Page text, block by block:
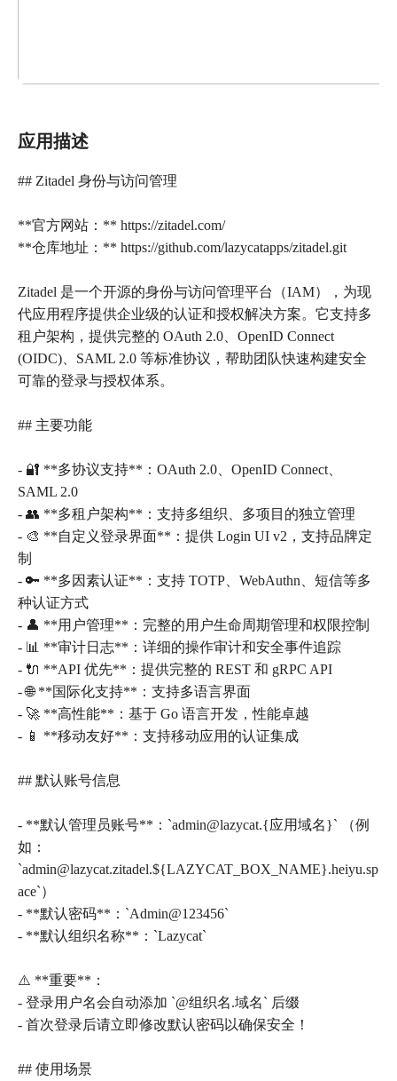
应用描述
## Zitadel 身份与访问管理
**官方网站：** https://zitadel.com/
**仓库地址：** https://github.com/lazycatapps/zitadel.git
Zitadel 是一个开源的身份与访问管理平台（IAM），为现
代应用程序提供企业级的认证和授权解决方案。它支持多
租户架构，提供完整的 OAuth 2.0、OpenID Connect
(OIDC)、SAML 2.0 等标准协议，帮助团队快速构建安全
可靠的登录与授权体系。
## 主要功能
- 🔐 **多协议支持**：OAuth 2.0、OpenID Connect、
SAML 2.0
- 👥 **多租户架构**：支持多组织、多项目的独立管理
- 🎨 **自定义登录界面**：提供 Login UI v2，支持品牌定
制
- 🔑 **多因素认证**：支持 TOTP、WebAuthn、短信等多
种认证方式
- 👤 **用户管理**：完整的用户生命周期管理和权限控制
- 📊 **审计日志**：详细的操作审计和安全事件追踪
- 🔌 **API 优先**：提供完整的 REST 和 gRPC API
- 🌐 **国际化支持**：支持多语言界面
- 🚀 **高性能**：基于 Go 语言开发，性能卓越
- 📱 **移动友好**：支持移动应用的认证集成
## 默认账号信息
- **默认管理员账号**：`admin@lazycat.{应用域名}` （例
如：
`admin@lazycat.zitadel.${LAZYCAT_BOX_NAME}.heiyu.sp
ace`）
- **默认密码**：`Admin@123456`
- **默认组织名称**：`Lazycat`
⚠️ **重要**：
- 登录用户名会自动添加 `@组织名.域名` 后缀
- 首次登录后请立即修改默认密码以确保安全！
## 使用场景